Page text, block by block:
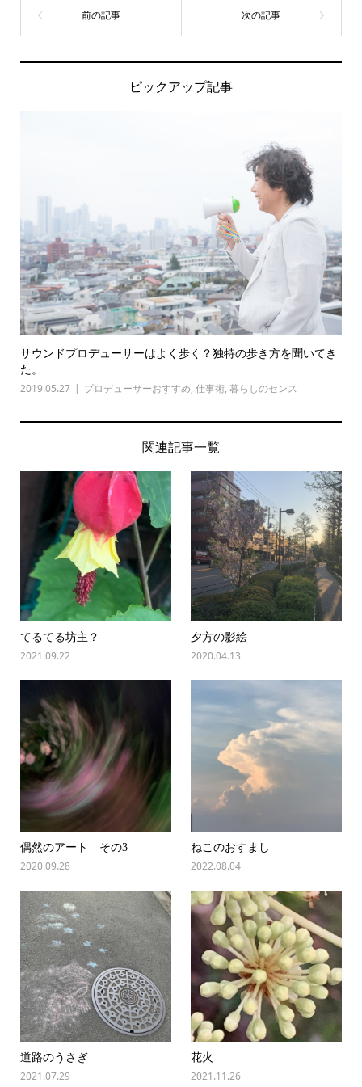
ピックアップ記事
サウンドプロデューサーはよく歩く？独特の歩き方を聞いてき
た。
2019.05.27 プロデューサーおすすめ, 仕事術, 暮らしのセンス
関連記事一覧
てるてる坊主？
2021.09.22
夕方の影絵
2020.04.13
偶然のアート その3
2020.09.28
ねこのおすまし
2022.08.04
道路のうさぎ
2021.07.29
花火
2021.11.26